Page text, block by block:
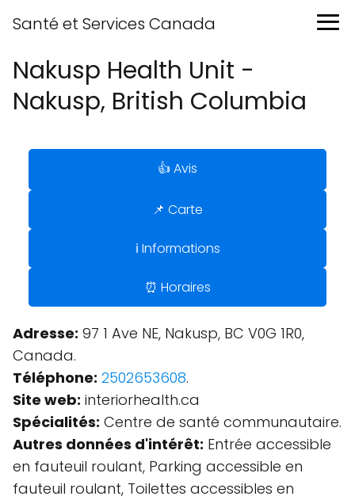
Santé et Services Canada
Nakusp Health Unit -
Nakusp, British Columbia
👍 Avis
📌 Carte
ℹ️ Informations
⏰ Horaires
Adresse: 97 1 Ave NE, Nakusp, BC V0G 1R0,
Canada.
Téléphone: 2502653608.
Site web: interiorhealth.ca
Spécialités: Centre de santé communautaire.
Autres données d'intérêt: Entrée accessible
en fauteuil roulant, Parking accessible en
fauteuil roulant, Toilettes accessibles en